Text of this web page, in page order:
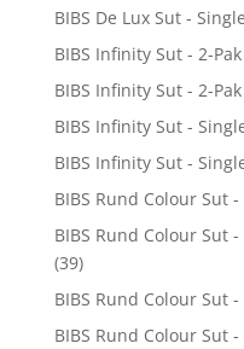
BIBS De Lux Sut -
BIBS Infinity Sut - 2-
BIBS Infinity Sut - 2-
BIBS Infinity Sut -
BIBS Infinity Sut -
BIBS Rund Colour Sut -
BIBS Rund Colour Sut
(39)
BIBS Rund Colour Sut -
BIBS Rund Colour Sut